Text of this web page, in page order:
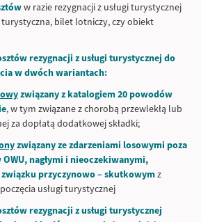
w razie rezygnacji z usługi turystycznej
bilet lotniczy, czy obiekt
rezygnacji z usługi turystycznej do
w dwóch wariantach:
związany z katalogiem 20 powodów
, w tym związane z chorobą przewlekłą lub
za dopłatą dodatkowej składki;
związany ze zdarzeniami losowymi poza
nagłymi i nieoczekiwanymi,
przyczynowo – skutkowymz
usługi turystycznej
rezygnacji z usługi turystycznej